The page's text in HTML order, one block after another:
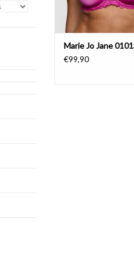
Marie Jo Jane
€99,90